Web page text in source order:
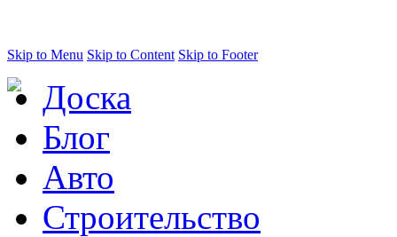
Skip to Menu Skip to Content Skip to Footer
Доска
Блог
Авто
Строительство